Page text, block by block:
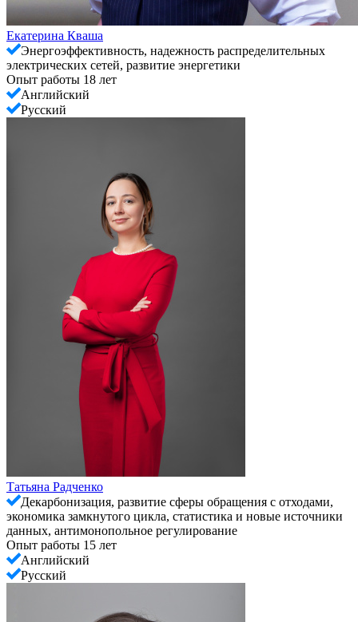
Екатерина Кваша
Энергоэффективность, надежность распределительных
электрических сетей, развитие энергетики
Опыт работы 18 лет
Английский
Русский
Татьяна Радченко
Декарбонизация, развитие сферы обращения с отходами,
экономика замкнутого цикла, статистика и новые источники
данных, антимонопольное регулирование
Опыт работы 15 лет
Английский
Русский